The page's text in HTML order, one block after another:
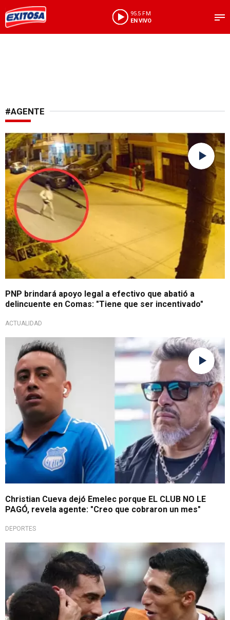
95.5 FM
EN VIVO
#AGENTE
Lo apoyarán
PNP brindará apoyo legal a efectivo que abatió a
delincuente en Comas: "Tiene que ser incentivado"
ACTUALIDAD
Confirmada su salida
Christian Cueva dejó Emelec porque EL CLUB NO LE
PAGÓ, revela agente: "Creo que cobraron un mes"
DEPORTES
Su representante aclara